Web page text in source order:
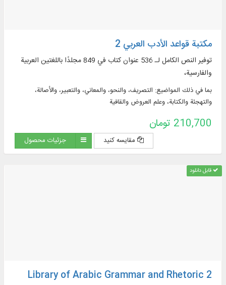
مكتبة قواعد الأدب العربي 2
توفير النص الكامل لـ 536 عنوان كتاب في 849 مجلدًا باللغتين العربية
والفارسية،
بما في ذلك المواضيع: التصريف، والنحو، والمعاني، والتعبير، والأصالة،
والتهجئة والكتابة، وعلم العروض والقافية
210,700 تومان
مقایسه کنید جزئیات محصول
قابل دانلود
Library of Arabic Grammar and Rhetoric 2